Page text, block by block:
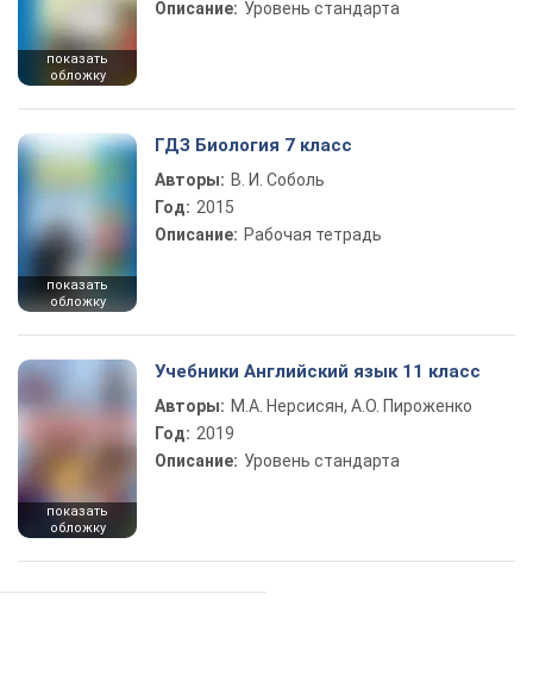
показать
обложку
Описание: Уровень стандарта
показать
обложку
ГДЗ Биология 7 класс
Авторы: В. И. Соболь
Год: 2015
Описание: Рабочая тетрадь
показать
обложку
Учебники Английский язык 11 класс
Авторы: М.А. Нерсисян, А.О. Пироженко
Год: 2019
Описание: Уровень стандарта